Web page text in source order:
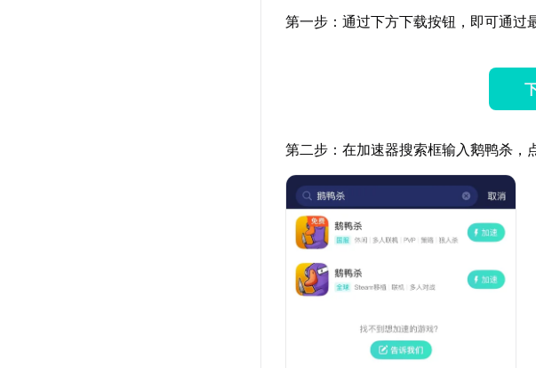
第一步：通过下方下载按钮，即可通过
第二步：在加速器搜索框输入鹅鸭杀，